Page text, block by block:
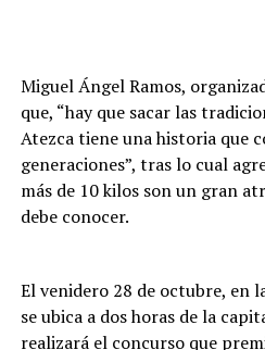
Miguel Ángel Ramos,
que, “hay que sacar las
Atezca tiene una historia que
generaciones”, tras lo cual
más de 10 kilos son un gran
debe conocer.
El venidero 28 de octubre, en
se ubica a dos horas de la
realizará el concurso que